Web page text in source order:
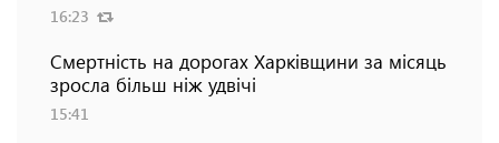
16:23
Смертність на дорогах Харківщини за місяць
зросла більш ніж удвічі
15:41